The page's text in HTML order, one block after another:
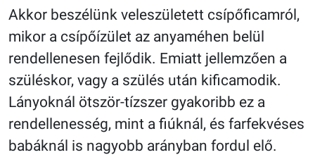
Akkor beszélünk veleszületett csípőficamról,
mikor a csípőízület az anyaméhen belül
rendellenesen fejlődik. Emiatt jellemzően a
szüléskor, vagy a szülés után kificamodik.
Lányoknál ötször-tízszer gyakoribb ez a
rendellenesség, mint a fiúknál, és farfekvéses
babáknál is nagyobb arányban fordul elő.